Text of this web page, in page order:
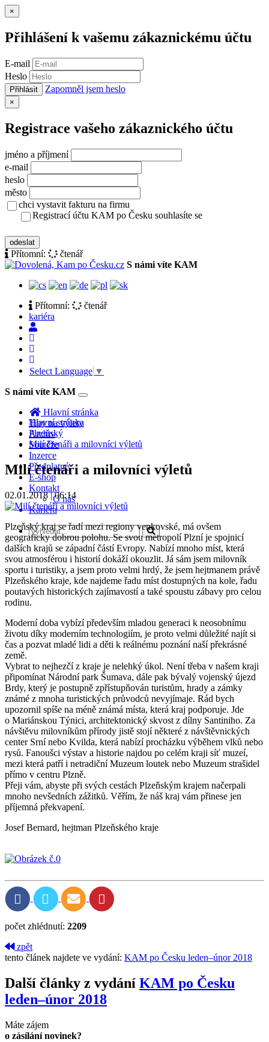
×
Přihlášení k vašemu zákaznickému účtu
E-mail
Heslo
Přihlásit Zapomněl jsem heslo
×
Registrace vašeho zákaznického účtu
jméno a příjmení
e-mail
heslo
město
chci vystavit fakturu na firmu
Registrací účtu KAM po Česku souhlasíte se
odeslat
Přítomní:
čtenář
S námi víte KAM
Přítomní:
čtenář
kariéra
Select Language ▼
S námi víte KAM
Toggle
navigation
Hlavní stránka
Tipy na výlety
Archiv
Soutěže
Inzerce
Předplatné
E-shop
Kontakt
O nás
Kariéra
Hlavní stránka
Plzeňský
Milí čtenáři a milovníci výletů
Milí čtenáři a milovníci výletů
02.01.2018 | 06:14
Plzeňský kraj se řadí mezi regiony venkovské, má ovšem
geograficky dobrou polohu. Se svou metropolí Plzní je spojnicí
dalších krajů se západní částí Evropy. Nabízí mnoho míst, která
svou atmosférou i historií dokáží okouzlit. Já sám jsem milovník
sportu i turistiky, a jsem proto velmi hrdý, že jsem hejtmanem právě
Plzeňského kraje, kde najdeme řadu míst dostupných na kole, řadu
poutavých historických zajímavostí a také spoustu zábavy pro celou
rodinu.
Moderní doba vybízí především mladou generaci k neosobnímu
životu díky moderním technologiím, je proto velmi důležité najít si
čas a pozvat mladé lidi a děti k reálnému poznání naší překrásné
země.
Vybrat to nejhezčí z kraje je nelehký úkol. Není třeba v našem kraji
připomínat Národní park Šumava, dále pak bývalý vojenský újezd
Brdy, který je postupně zpřístupňován turistům, hrady a zámky
známé z mnoha turistických průvodců nevyjímaje. Rád bych
upozornil spíše na méně známá místa, která kraj podporuje. Jde
o Mariánskou Týnici, architektonický skvost z dílny Santiniho. Za
návštěvu milovníkům přírody jistě stojí některé z návštěvnických
center Srní nebo Kvilda, která nabízí procházku výběhem vlků nebo
rysů. Fanoušci výstav a historie najdou po celém kraji síť muzeí,
mezi která patří i netradiční Muzeum loutek nebo Muzeum strašidel
přímo v centru Plzně.
Přeji vám, abyste při svých cestách Plzeňským krajem načerpali
mnoho nevšedních zážitků. Věřím, že náš kraj vám přinese jen
příjemná překvapení.
Josef Bernard, hejtman Plzeňského kraje
počet zhlédnutí: 2209
zpět
tento článek najdete ve vydání: KAM po Česku leden–únor 2018
Další články z vydání KAM po Česku
leden–únor 2018
Máte zájem
o zásílání novinek?